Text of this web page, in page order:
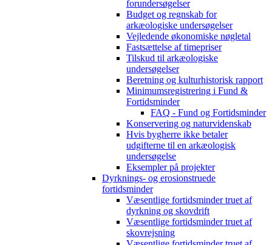
forundersøgelser
Budget og regnskab for
arkæologiske undersøgelser
Vejledende økonomiske nøgletal
Fastsættelse af timepriser
Tilskud til arkæologiske
undersøgelser
Beretning og kulturhistorisk rapport
Minimumsregistrering i Fund &
Fortidsminder
FAQ - Fund og Fortidsminder
Konservering og naturvidenskab
Hvis bygherre ikke betaler
udgifterne til en arkæologisk
undersøgelse
Eksempler på projekter
Dyrknings- og erosionstruede
fortidsminder
Væsentlige fortidsminder truet af
dyrkning og skovdrift
Væsentlige fortidsminder truet af
skovrejsning